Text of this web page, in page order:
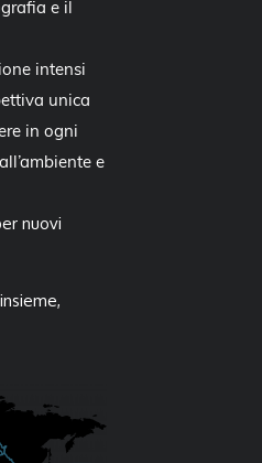
e il
intensi
unica
in ogni
e
nuovi